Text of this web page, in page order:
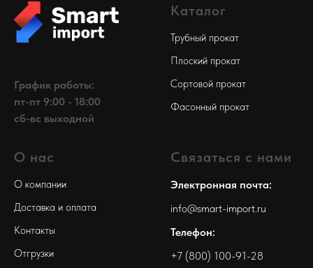
График работы:
пт-пт 9:00 - 18:00
сб-вс выходной
Каталог
Трубный прокат
Плоский прокат
Сортовой прокат
Фасонный прокат
О нас
О компании
Доставка и оплата
Контакты
Отгрузки
Связаться с нами
Электронная почта:
info@smart-import.ru
Телефон:
+7 (800) 100-91-28